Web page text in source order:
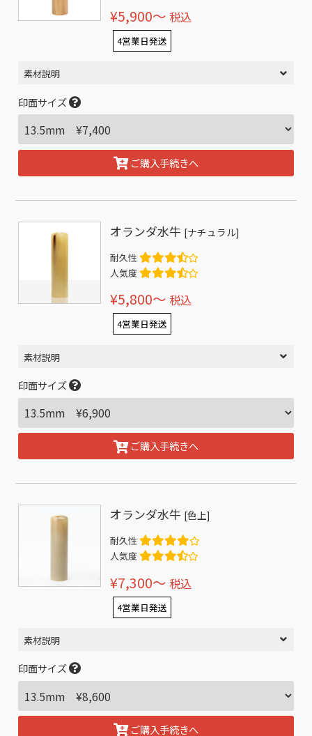
¥5,900〜 税込
4営業日発送
素材説明
印面サイズ
ご購入手続きへ
オランダ水牛 [ナチュラル]
耐久性
人気度
¥5,800〜 税込
4営業日発送
素材説明
印面サイズ
ご購入手続きへ
オランダ水牛 [色上]
耐久性
人気度
¥7,300〜 税込
4営業日発送
素材説明
印面サイズ
ご購入手続きへ